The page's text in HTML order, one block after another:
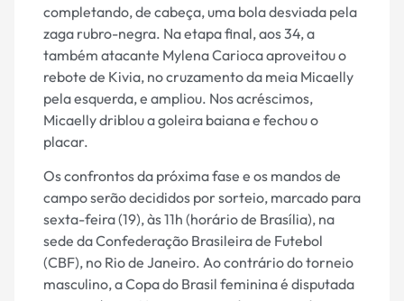
completando, de cabeça, uma bola desviada pela
zaga rubro-negra. Na etapa final, aos 34, a
também atacante Mylena Carioca aproveitou o
rebote de Kivia, no cruzamento da meia Micaelly
pela esquerda, e ampliou. Nos acréscimos,
Micaelly driblou a goleira baiana e fechou o
placar.
Os confrontos da próxima fase e os mandos de
campo serão decididos por sorteio, marcado para
sexta-feira (19), às 11h (horário de Brasília), na
sede da Confederação Brasileira de Futebol
(CBF), no Rio de Janeiro. Ao contrário do torneio
masculino, a Copa do Brasil feminina é disputada